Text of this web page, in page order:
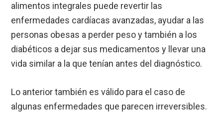
alimentos integrales puede revertir las
enfermedades cardíacas avanzadas, ayudar a las
personas obesas a perder peso y también a los
diabéticos a dejar sus medicamentos y llevar una
vida similar a la que tenían antes del diagnóstico.
Lo anterior también es válido para el caso de
algunas enfermedades que parecen irreversibles.